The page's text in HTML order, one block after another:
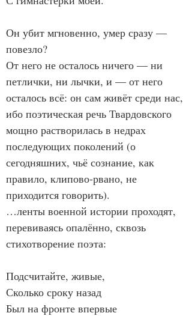
Он убит мгновенно, умер сразу —
повезло?
От него не осталось ничего — ни
петлички, ни лычки, и — от него
осталось всё: он сам живёт среди нас,
ибо поэтическая речь Твардовского
мощно растворилась в недрах
последующих поколений (о
сегодняшних, чьё сознание, как
правило, клипово-рвано, не
приходится говорить).
…ленты военной истории проходят,
перевиваясь опалённо, сквозь
стихотворение поэта:
Подсчитайте, живые,
Сколько сроку назад
Был на фронте впервые